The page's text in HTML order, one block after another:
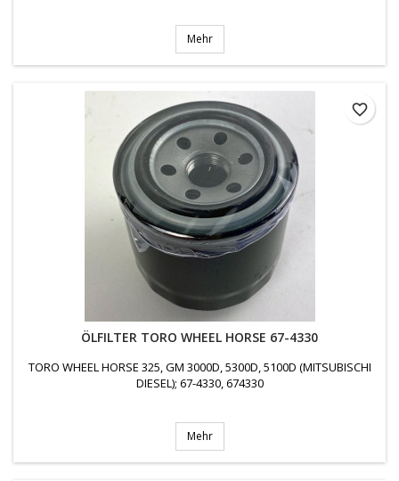
Mehr
ÖLFILTER TORO WHEEL HORSE 67-4330
TORO WHEEL HORSE 325, GM 3000D, 5300D, 5100D (MITSUBISCHI
DIESEL); 67-4330, 674330
Mehr
favorite_border